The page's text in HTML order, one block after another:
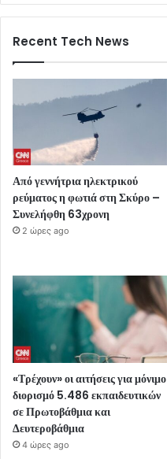
Recent Tech News
Από γεννήτρια ηλεκτρικού
ρεύματος η φωτιά στη Σκύρο –
Συνελήφθη 63χρονη
2 ώρες ago
«Τρέχουν» οι αιτήσεις για μόνιμο
διορισμό 5.486 εκπαιδευτικών
σε Πρωτοβάθμια και
Δευτεροβάθμια
4 ώρες ago